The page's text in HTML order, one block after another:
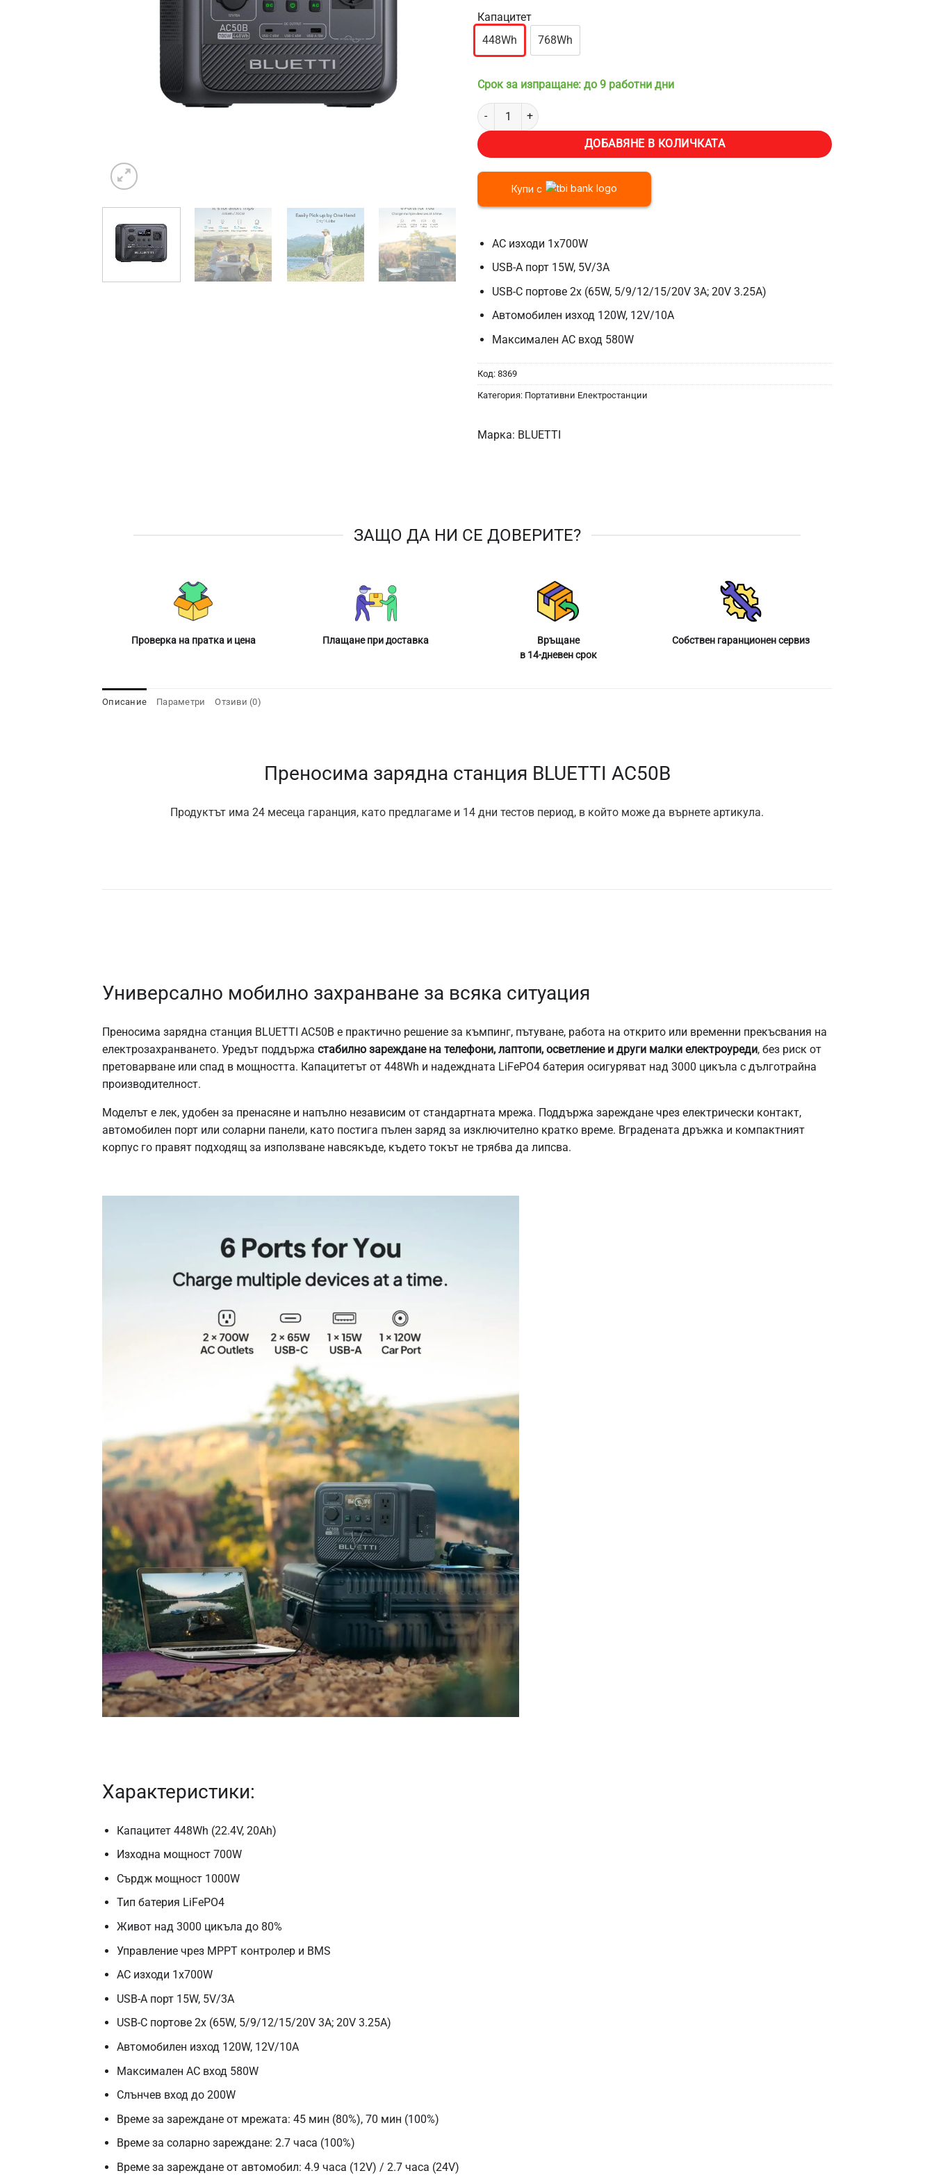
Капацитет
448Wh
768Wh
Срок за изпращане: до 9 работни дни
количество за Преносима зарядна станция BLUETTI AC50B, Капацитет 448Wh, Изходна мощност
ДОБАВЯНЕ В КОЛИЧКАТА
Купи с
AC изходи 1x700W
USB-A порт 15W, 5V/3A
USB-C портове 2x (65W, 5/9/12/15/20V 3A; 20V 3.25A)
Автомобилен изход 120W, 12V/10A
Максимален AC вход 580W
Код: 8369
Категория: Портативни Електростанции
Марка: BLUETTI
ЗАЩО ДА НИ СЕ ДОВЕРИТЕ?
Проверка на пратка и цена Плащане при доставка
Връщане
в 14-дневен срок
Собствен гаранционен сервиз
Описание Параметри Отзиви (0)
Преносима зарядна станция BLUETTI AC50B
Продуктът има 24 месеца гаранция, като предлагаме и 14 дни тестов период, в който може да върнете артикула.
Универсално мобилно захранване за всяка ситуация
Преносима зарядна станция BLUETTI AC50B е практично решение за къмпинг, пътуване, работа на открито или временни прекъсвания на
електрозахранването. Уредът поддържа стабилно зареждане на телефони, лаптопи, осветление и други малки електроуреди, без риск от
претоварване или спад в мощността. Капацитетът от 448Wh и надеждната LiFePO4 батерия осигуряват над 3000 цикъла с дълготрайна
производителност.
Моделът е лек, удобен за пренасяне и напълно независим от стандартната мрежа. Поддържа зареждане чрез електрически контакт,
автомобилен порт или соларни панели, като постига пълен заряд за изключително кратко време. Вградената дръжка и компактният
корпус го правят подходящ за използване навсякъде, където токът не трябва да липсва.
Характеристики:
Капацитет 448Wh (22.4V, 20Ah)
Изходна мощност 700W
Сърдж мощност 1000W
Тип батерия LiFePO4
Живот над 3000 цикъла до 80%
Управление чрез MPPT контролер и BMS
AC изходи 1x700W
USB-A порт 15W, 5V/3A
USB-C портове 2x (65W, 5/9/12/15/20V 3A; 20V 3.25A)
Автомобилен изход 120W, 12V/10A
Максимален AC вход 580W
Слънчев вход до 200W
Време за зареждане от мрежата: 45 мин (80%), 70 мин (100%)
Време за соларно зареждане: 2.7 часа (100%)
Време за зареждане от автомобил: 4.9 часа (12V) / 2.7 часа (24V)